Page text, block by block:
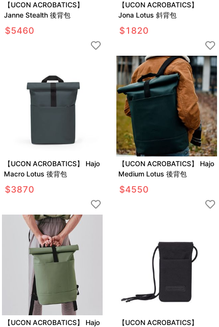
【UCON ACROBATICS】
Janne Stealth 後背包
$5460
【UCON ACROBATICS】
Jona Lotus 斜背包
$1820
【UCON ACROBATICS】 Hajo
Macro Lotus 後背包
$3870
【UCON ACROBATICS】 Hajo
Medium Lotus 後背包
$4550
【UCON ACROBATICS】 Hajo
【UCON ACROBATICS】